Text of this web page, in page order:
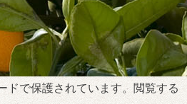
ドで保護されています。閲覧する